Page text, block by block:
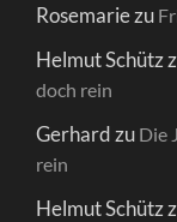
Rosemariezu
Helmut Schütz
doch rein
Gerhardzu Die
rein
Helmut Schütz